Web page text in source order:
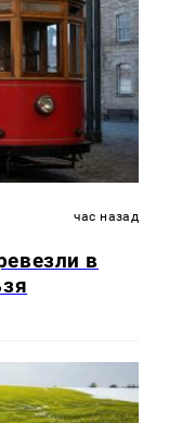
час назад
в